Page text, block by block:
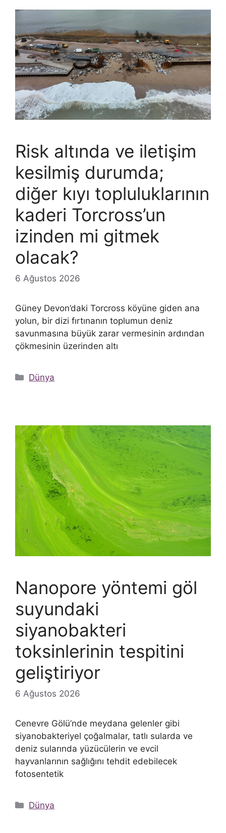
Risk altında ve iletişim
kesilmiş durumda;
diğer kıyı topluluklarının
kaderi Torcross’un
izinden mi gitmek
olacak?
6 Ağustos 2026
Güney Devon’daki Torcross köyüne giden ana
yolun, bir dizi fırtınanın toplumun deniz
savunmasına büyük zarar vermesinin ardından
çökmesinin üzerinden altı
Kategoriler
Dünya
Nanopore yöntemi göl
suyundaki
siyanobakteri
toksinlerinin tespitini
geliştiriyor
6 Ağustos 2026
Cenevre Gölü’nde meydana gelenler gibi
siyanobakteriyel çoğalmalar, tatlı sularda ve
deniz sularında yüzücülerin ve evcil
hayvanlarının sağlığını tehdit edebilecek
fotosentetik
Kategoriler
Dünya